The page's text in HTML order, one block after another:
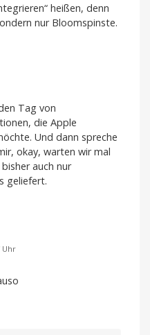
heißen, denn
nur Bloomspinste.
Tag von
die Apple
Und dann spreche
okay, warten wir mal
auch nur
geliefert.
Uhr